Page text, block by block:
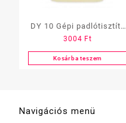
DY 10 Gépi padlótisztító
5L
3004 Ft
Kosárba teszem
Navigációs menü